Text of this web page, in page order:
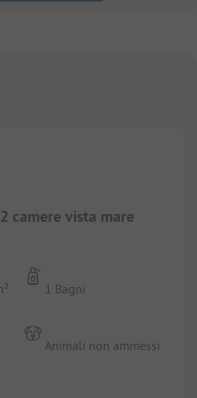
camere vista mare
1 Bagni
Animali non ammessi